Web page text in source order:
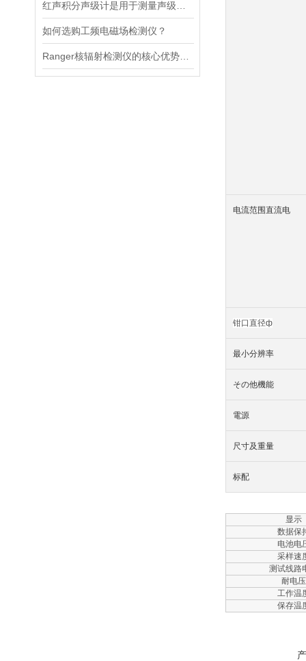
如何选购工频电磁场检测仪？
电流范围直流电
钳口直径ф
最小分辨率
その他機能
電源
尺寸及重量
标配
显示
数据保
电池电
采样速
测试线路
耐电压
工作温
保存温